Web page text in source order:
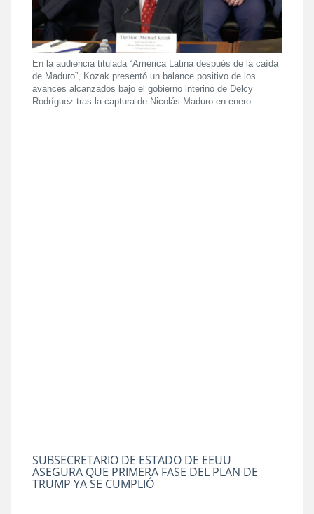
En la audiencia titulada “América Latina después de la caída
de Maduro”, Kozak presentó un balance positivo de los
avances alcanzados bajo el gobierno interino de Delcy
Rodríguez tras la captura de Nicolás Maduro en enero.
SUBSECRETARIO DE ESTADO DE EEUU
ASEGURA QUE PRIMERA FASE DEL PLAN DE
TRUMP YA SE CUMPLIÓ